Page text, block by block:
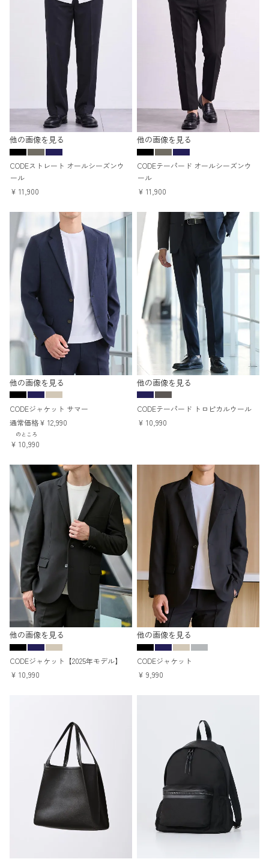
他の画像を見る
CODEストレート オールシーズンウ
ール
¥ 11,900
他の画像を見る
CODEテーパード オールシーズンウ
ール
¥ 11,900
他の画像を見る
CODEジャケット サマー
通常価格¥ 12,990
のところ
¥ 10,990
他の画像を見る
CODEテーパード トロピカルウール
¥ 10,990
他の画像を見る
CODEジャケット【2025年モデル】
¥ 10,990
他の画像を見る
CODEジャケット
¥ 9,990